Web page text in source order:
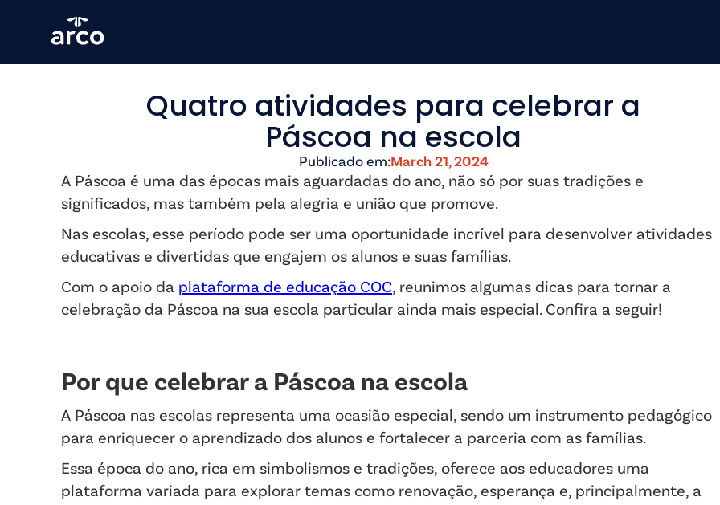
Quatro atividades para celebrar a
Páscoa na escola
Publicado em:March 21, 2024
A Páscoa é uma das épocas mais aguardadas do ano, não só por suas tradições e
significados, mas também pela alegria e união que promove.
Nas escolas, esse período pode ser uma oportunidade incrível para desenvolver atividades
educativas e divertidas que engajem os alunos e suas famílias.
Com o apoio da plataforma de educação COC, reunimos algumas dicas para tornar a
celebração da Páscoa na sua escola particular ainda mais especial. Confira a seguir!
Por que celebrar a Páscoa na escola
A Páscoa nas escolas representa uma ocasião especial, sendo um instrumento pedagógico
para enriquecer o aprendizado dos alunos e fortalecer a parceria com as famílias.
Essa época do ano, rica em simbolismos e tradições, oferece aos educadores uma
plataforma variada para explorar temas como renovação, esperança e, principalmente, a